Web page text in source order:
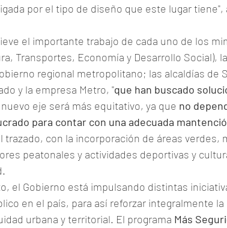
por el tipo de diseño que este lugar tiene",
el importante trabajo de cada uno de los
Transportes, Economía y Desarrollo Social),
regional metropolitano; las alcaldías de
y la empresa Metro, "que han buscado
eje será más equitativo, ya que no
para contar con una adecuada
trazado, con la incorporación de áreas verdes,
peatonales y actividades deportivas y
el Gobierno está impulsando distintas
en el país, para así reforzar integralmente
urbana y territorial. El programa Más